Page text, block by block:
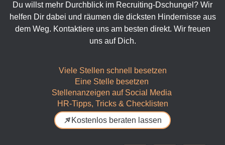
Du willst mehr Durchblick im Recruiting-Dschungel? Wir
helfen Dir dabei und räumen die dicksten Hindernisse aus
dem Weg. Kontaktiere uns am besten direkt. Wir freuen
uns auf Dich.
Viele Stellen schnell besetzen
Eine Stelle besetzen
Stellenanzeigen auf Social Media
HR-Tipps, Tricks & Checklisten
Kostenlos beraten lassen